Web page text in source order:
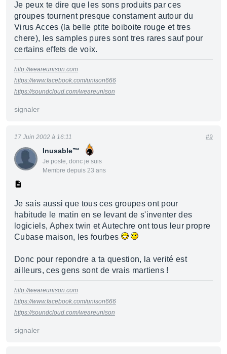
Je peux te dire que les sons produits par ces
groupes tournent presque constament autour du
Virus Acces (la belle ptite boiboite rouge et tres
chere), les samples pures sont tres rares sauf pour
certains effets de voix.
http://weareunison.com
https://www.facebook.com/unison666
https://soundcloud.com/weareunison
signaler
Inusable™
Je poste, donc je suis
Membre depuis 23 ans
17 Juin 2002 à 16:11 #9
Je sais aussi que tous ces groupes ont pour
habitude le matin en se levant de s'inventer des
logiciels, Aphex twin et Autechre ont tous leur propre
Cubase maison, les fourbes
Donc pour repondre a ta question, la verité est
ailleurs, ces gens sont de vrais martiens !
http://weareunison.com
https://www.facebook.com/unison666
https://soundcloud.com/weareunison
signaler